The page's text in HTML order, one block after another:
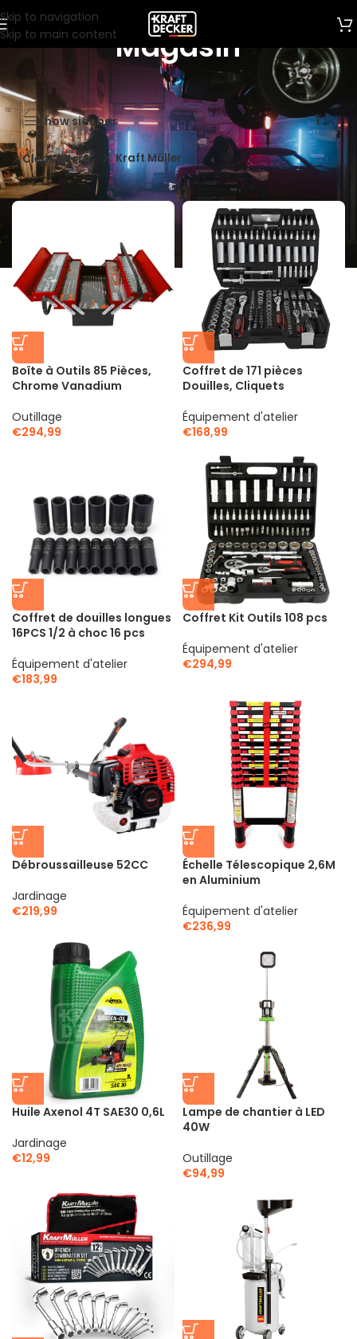
Skip to navigation
Skip to main contentMagasin
Show sidebar
Clear filters Kraft Müller
Boîte à Outils 85 Pièces,
Chrome Vanadium
Outillage
€294,99
Coffret de 171 pièces
Douilles, Cliquets
Équipement d'atelier
€168,99
Coffret de douilles longues
16PCS 1/2 à choc 16 pcs
Équipement d'atelier
€183,99
Coffret Kit Outils 108 pcs
Équipement d'atelier
€294,99
Débroussailleuse 52CC
Jardinage
€219,99
Échelle Télescopique 2,6M
en Aluminium
Équipement d'atelier
€236,99
Huile Axenol 4T SAE30 0,6L
Jardinage
€12,99
Lampe de chantier à LED
40W
Outillage
€94,99